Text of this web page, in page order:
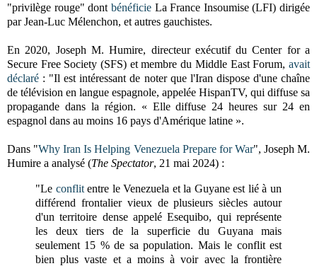
"privilège rouge" dont bénéficieLa France Insoumise (LFI) dirigée
par Jean-Luc Mélenchon, et autres gauchistes.
En 2020, Joseph M. Humire, directeur exécutif du Center for a
Secure Free Society (SFS) et membre du Middle East Forum, avait
déclaré : "Il est intéressant de noter que l'Iran dispose d'une chaîne
de télévision en langue espagnole, appelée HispanTV, qui diffuse sa
propagande dans la région. « Elle diffuse 24 heures sur 24 en
espagnol dans au moins 16 pays d'Amérique latine ».
Dans "Why Iran Is Helping Venezuela Prepare for War", Joseph M.
Humire a analysé (The Spectator, 21 mai 2024) :
"Le conflitentre le Venezuela et la Guyane est lié à un
différend frontalier vieux de plusieurs siècles autour
d'un territoire dense appelé Esequibo, qui représente
les deux tiers de la superficie du Guyana mais
seulement 15 % de sa population. Mais le conflit est
bien plus vaste et a moins à voir avec la frontière